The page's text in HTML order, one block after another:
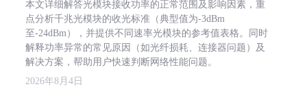
本文详细解答光模块接收功率的正常范围及影响因素，重
点分析千兆光模块的收光标准（典型值为-3dBm
至-24dBm），并提供不同速率光模块的参考值表格。同时
解释功率异常的常见原因（如光纤损耗、连接器问题）及
解决方案，帮助用户快速判断网络性能问题。
2026年8月4日